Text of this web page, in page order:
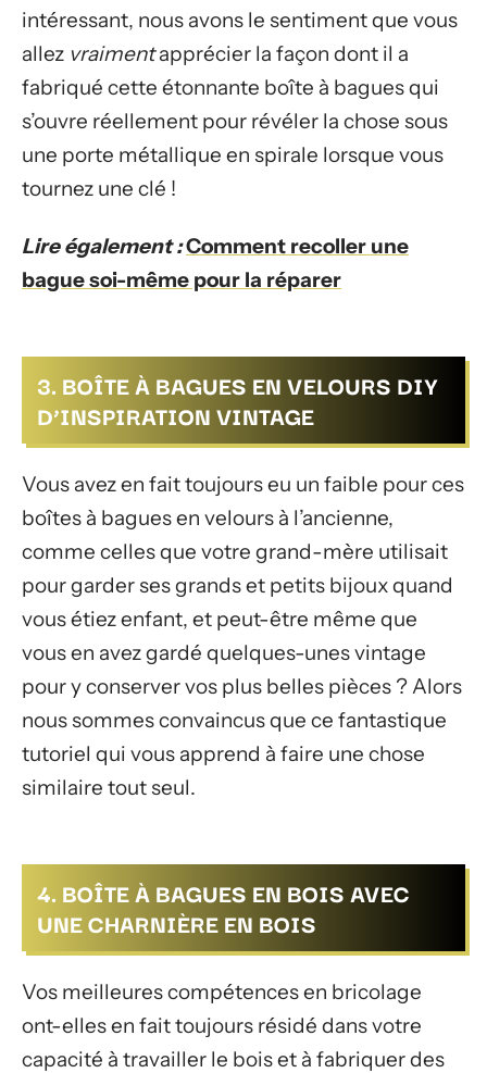
intéressant, nous avons le sentiment que vous
allez vraimentapprécier la façon dont il a
fabriqué cette étonnante boîte à bagues qui
s’ouvre réellement pour révéler la chose sous
une porte métallique en spirale lorsque vous
tournez une clé !
Lire également :Comment recoller une
bague soi-même pour la réparer
3. BOÎTE À BAGUES EN VELOURS DIY
D’INSPIRATION VINTAGE
Vous avez en fait toujours eu un faible pour ces
boîtes à bagues en velours à l’ancienne,
comme celles que votre grand-mère utilisait
pour garder ses grands et petits bijoux quand
vous étiez enfant, et peut-être même que
vous en avez gardé quelques-unes vintage
pour y conserver vos plus belles pièces ? Alors
nous sommes convaincus que ce fantastique
tutoriel qui vous apprend à faire une chose
similaire tout seul.
4. BOÎTE À BAGUES EN BOIS AVEC
UNE CHARNIÈRE EN BOIS
Vos meilleures compétences en bricolage
ont-elles en fait toujours résidé dans votre
capacité à travailler le bois et à fabriquer des